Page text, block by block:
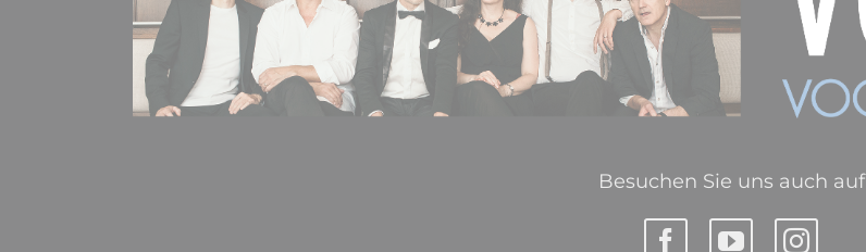
Besuchen Sie uns auch auf